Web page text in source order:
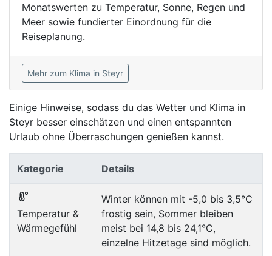
Monatswerten zu Temperatur, Sonne, Regen und
Meer sowie fundierter Einordnung für die
Reiseplanung.
Mehr zum Klima in Steyr
Einige Hinweise, sodass du das Wetter und Klima in
Steyr besser einschätzen und einen entspannten
Urlaub ohne Überraschungen genießen kannst.
Kategorie Details
Temperatur &
Wärmegefühl
Winter können mit -5,0 bis 3,5°C
frostig sein, Sommer bleiben
meist bei 14,8 bis 24,1°C,
einzelne Hitzetage sind möglich.